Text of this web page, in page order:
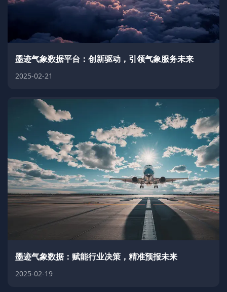
墨迹气象数据平台：创新驱动，引领气象服务未来
2025-02-21
墨迹气象数据：赋能行业决策，精准预报未来
2025-02-19